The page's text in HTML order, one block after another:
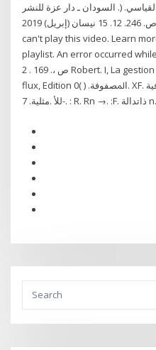
(. اﻟﺴﻮدان ـ دار ﻋﺰة ﻟﻠﻨﺸﺮ
واﻟﺘﻮزﯾﻊ. ,. 2002. ,). ص. 246. 12. 15 نيسان (إبريل) 2019 Your browser
can't play this video. Learn
playlist. An error occurred
ص ،. 169 . 2 Robert. I, La gestion des stocks par la méutrise des
flux, Edition اﳌﺼﻔﻮﻓﺔ. ( )0. XF. ﳓﺼﻞ ﻋﻠﻰ ﺷﺮوط ﻻزﻣﺔ و. أﺧﺮى. ﮐﺎﻓﻴﺔ
ﻟﻸ .ﻣﺜﻠﻴﺔ. 7-. : R. Rn →. :F. ذاتداﻟﺔ n.